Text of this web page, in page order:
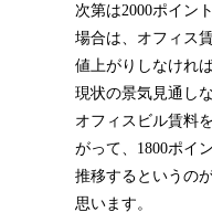
次第は2000ポイン
場合は、オフィス
値上がりしなけれ
現状の景気見通し
オフィスビル賃料
がって、1800ポイ
推移するというの
思います。